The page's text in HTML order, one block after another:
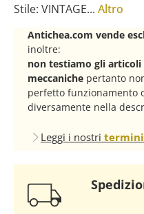
Stile: VINTAGE... Altro
Antichea.com vende
inoltre:
non testiamo gli
meccaniche pertanto
perfetto funzionamento
diversamente nella
Leggi i nostri termini